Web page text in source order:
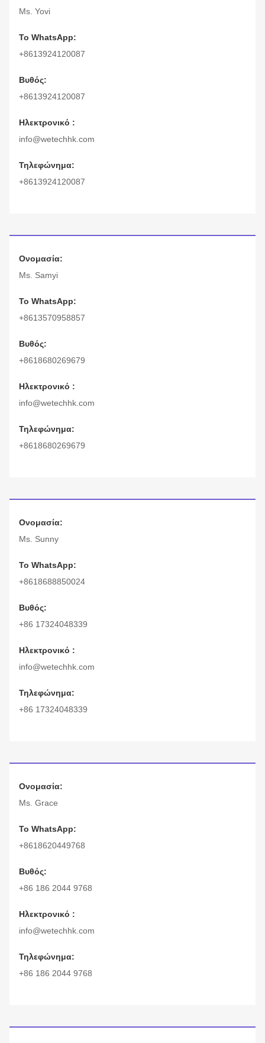
Ms. Yovi
Το WhatsApp:
+8613924120087
Βυθός:
+8613924120087
Ηλεκτρονικό :
info@wetechhk.com
Τηλεφώνημα:
+8613924120087
Ονομασία:
Ms. Samyi
Το WhatsApp:
+8613570958857
Βυθός:
+8618680269679
Ηλεκτρονικό :
info@wetechhk.com
Τηλεφώνημα:
+8618680269679
Ονομασία:
Ms. Sunny
Το WhatsApp:
+8618688850024
Βυθός:
+86 17324048339
Ηλεκτρονικό :
info@wetechhk.com
Τηλεφώνημα:
+86 17324048339
Ονομασία:
Ms. Grace
Το WhatsApp:
+8618620449768
Βυθός:
+86 186 2044 9768
Ηλεκτρονικό :
info@wetechhk.com
Τηλεφώνημα:
+86 186 2044 9768